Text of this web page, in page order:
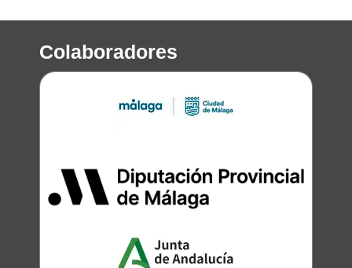
Colaboradores